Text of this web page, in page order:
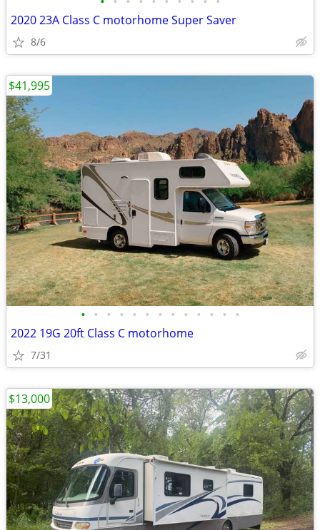
2020 23A Class C motorhome Super Saver
8/6
• • • • • • • • • • • • •
2022 19G 20ft Class C motorhome
7/31
$41,995
$13,000